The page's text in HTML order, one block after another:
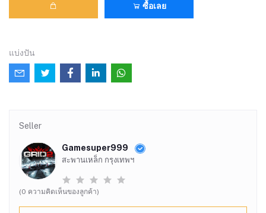
ซื้อเลย
แบ่งปัน
Seller
Gamesuper999
สะพานเหล็ก กรุงเทพฯ
(0 ความคิดเห็นของลูกค้า)